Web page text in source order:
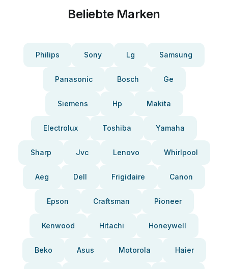
Beliebte Marken
Philips Sony Lg Samsung
Panasonic Bosch Ge
Siemens Hp Makita
Electrolux Toshiba Yamaha
Sharp Jvc Lenovo Whirlpool
Aeg Dell Frigidaire Canon
Epson Craftsman Pioneer
Kenwood Hitachi Honeywell
Beko Asus Motorola Haier